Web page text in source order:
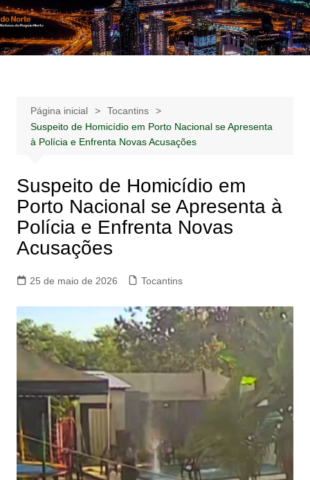
Ir
para
o
Notícias –
Publicidades –
Notícias – Publicidades – Anúncios
Página inicial
Tocantins
Suspeito de Homicídio em Porto Nacional se Apresenta
à Polícia e Enfrenta Novas Acusações
Suspeito de Homicídio em
Porto Nacional se Apresenta à
Polícia e Enfrenta Novas
Acusações
25 de maio de 2026 Tocantins